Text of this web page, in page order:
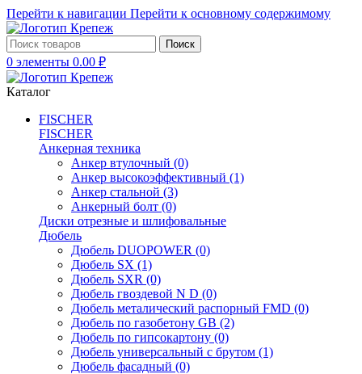
Перейти к навигации Перейти к основному содержимому
Поиск
0 элементы 0.00 ₽
Каталог
FISCHER
FISCHER
Анкерная техника
Анкер втулочный (0)
Анкер высокоэффективный (1)
Анкер стальной (3)
Анкерный болт (0)
Диски отрезные и шлифовальные
Дюбель
Дюбель DUOPOWER (0)
Дюбель SX (1)
Дюбель SXR (0)
Дюбель гвоздевой N D (0)
Дюбель металический распорный FMD (0)
Дюбель по газобетону GB (2)
Дюбель по гипсокартону (0)
Дюбель универсальный с брутом (1)
Дюбель фасадный (0)